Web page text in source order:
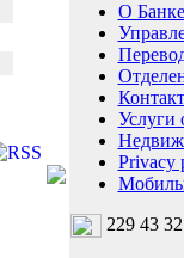
О Банке
Услуги
Privacy
229 43 32